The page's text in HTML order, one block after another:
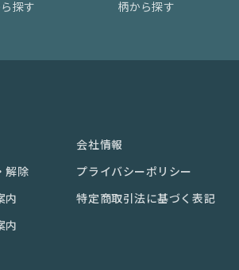
探す 柄から探す
解除
内
内
会社情報
プライバシーポリシー
特定商取引法に基づく表記